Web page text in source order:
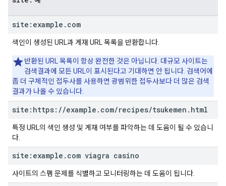
site:example . com
색인이 생성된 URL과 게재 URL 목록을 반환합니다.
반환된 URL 목록이 항상 완전한 것은 아닙니다. 대규모 사이트는
검색결과에 모든 URL이 표시된다고 기대하면 안 됩니다. 검색어에
좀 더 구체적인 접두사를 사용하면 광범위한 접두사보다 더 많은 검색
결과가 나올 수 있습니다.
site:https: //example . com/recipes/tsukemen . html
특정 URL의 색인 생성 및 게재 여부를 파악하는 데 도움이 될 수 있습니
다.
site:example . com viagra casino
사이트의 스팸 문제를 식별하고 모니터링하는 데 도움이 됩니다.